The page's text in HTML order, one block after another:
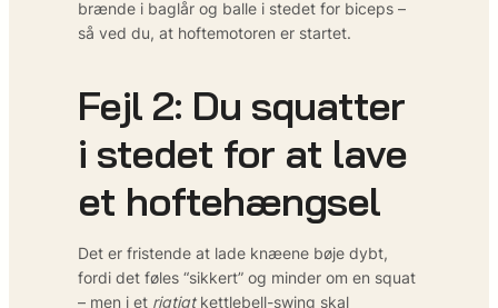
brænde i baglår og balle i stedet for biceps –
så ved du, at hofte­motoren er startet.
Fejl 2: Du squatter
i stedet for at lave
et hoftehængsel
Det er fristende at lade knæene bøje dybt,
fordi det føles “sikkert” og minder om en squat
– men i et rigtigtkettlebell-swing skal